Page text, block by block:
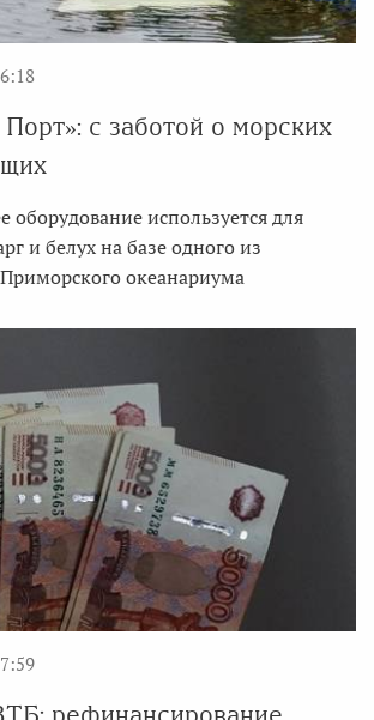
с заботой о морских
оборудование используется для
и белух на базе одного из
океанариума